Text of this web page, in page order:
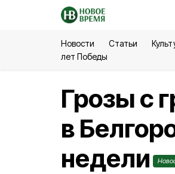
Новости Статьи
лет Победы
Грозы с
в
недели